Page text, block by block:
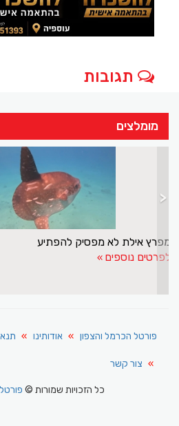
תגובות
מומלצים
מפרץ אילת לא מפסיק להפתיע
לפרטים נוספים
<
פורטל הכרמל והצפון אודותינו תנאי
צור קשר
כל הזכויות שמורות ©פורטל